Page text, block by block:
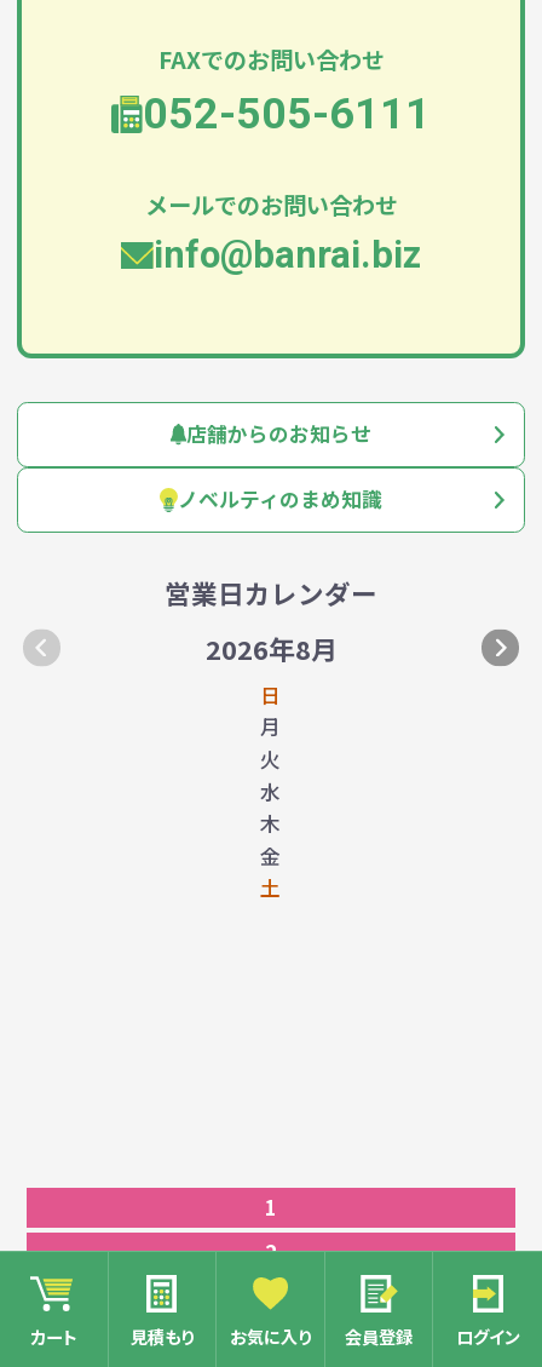
カート 見積もり お気に入り 会員登録 ログイン
FAXでのお問い合わせ
052-505-6111
メールでのお問い合わせ
info@banrai.biz
店舗からのお知らせ
ノベルティのまめ知識
営業日カレンダー
2026年8月
日
月
火
水
木
金
土
1
2
4